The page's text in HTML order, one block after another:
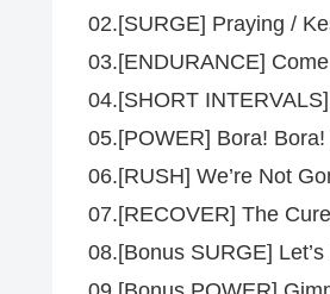
02.[SURGE] Praying /
03.[ENDURANCE]
04.[SHORT
05.[POWER] Bora!
06.[RUSH] We’re Not
07.[RECOVER] The
08.[Bonus SURGE]